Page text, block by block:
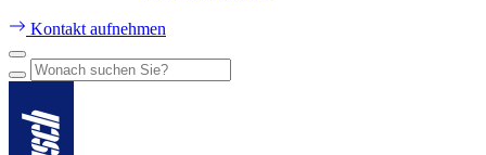
Kontakt aufnehmen